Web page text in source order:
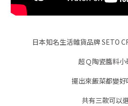
日本知名生活雜貨品牌 SETO
超Ｑ陶瓷醬料小
擺出來飯菜都變好
共有三款可以